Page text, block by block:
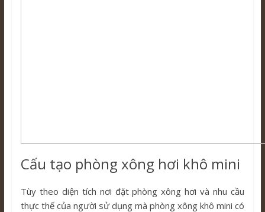
Cấu tạo phòng xông hơi khô mini
Tùy theo diện tích nơi đặt phòng xông hơi và nhu cầu
thực thế của người sử dụng mà phòng xông khô mini có